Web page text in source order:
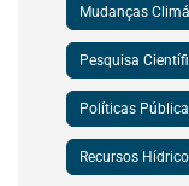
Mudanças
Pesquisa
Políticas
Recursos